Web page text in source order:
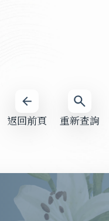
重新查詢
返回前頁